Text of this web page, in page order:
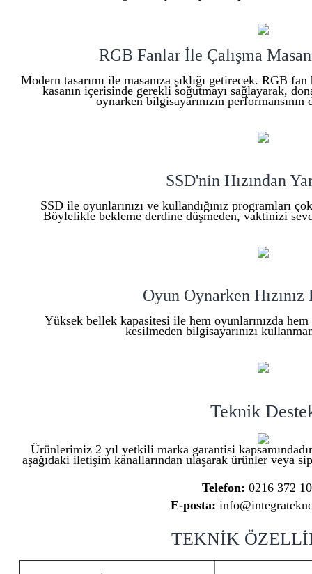
RGB Fanlar İle Çalışma
Modern tasarımı ile masanıza şıklığı getirecek. RGB
kasanın içerisinde gerekli soğutmayı sağlayarak,
oynarken bilgisayarınızın
SSD'nin Hızından
SSD ile oyunlarınızı ve kullandığınız programları
Böylelikle bekleme derdine düşmeden, vaktinizi
Oyun Oynarken
Yüksek bellek kapasitesi ile hem oyunlarınızda hem
kesilmeden bilgisayarınızı
Teknik
Ürünlerimiz 2 yıl yetkili marka garantisi
aşağıdaki iletişim kanallarından ulaşarak ürünler veya
Telefon: 0216 372
E-posta:
TEKNİK